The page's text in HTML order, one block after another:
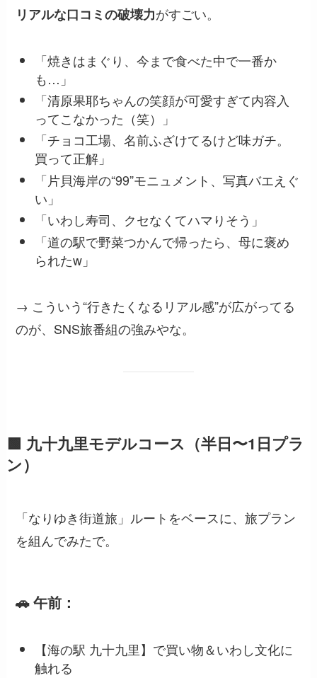
リアルな口コミの破壊力がすごい。
「焼きはまぐり、今まで食べた中で一番か
も…」
「清原果耶ちゃんの笑顔が可愛すぎて内容入
ってこなかった（笑）」
「チョコ工場、名前ふざけてるけど味ガチ。
買って正解」
「片貝海岸の“99”モニュメント、写真バエえぐ
い」
「いわし寿司、クセなくてハマりそう」
「道の駅で野菜つかんで帰ったら、母に褒め
られたw」
→ こういう“行きたくなるリアル感”が広がってる
のが、SNS旅番組の強みやな。
🟩 九十九里モデルコース（半日〜1日プラ
ン）
「なりゆき街道旅」ルートをベースに、旅プラン
を組んでみたで。
🚗 午前：
【海の駅 九十九里】で買い物＆いわし文化に
触れる